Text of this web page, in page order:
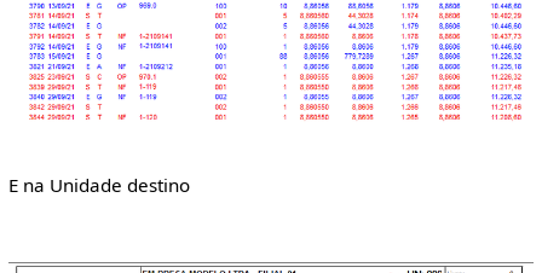
E na Unidade destino